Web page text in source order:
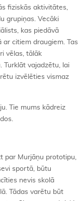
fiziskās aktivitātes,
grupiņas. Vecāki
kas piedāvā
ar citiem draugiem. Tas
vēlas, tālāk
Turklāt vajadzētu, lai
izvēlēties vismaz
Tie mums kādreiz
par Murjāņu prototipu,
sportā, būtu
nevis skolā
Tādas varētu būt